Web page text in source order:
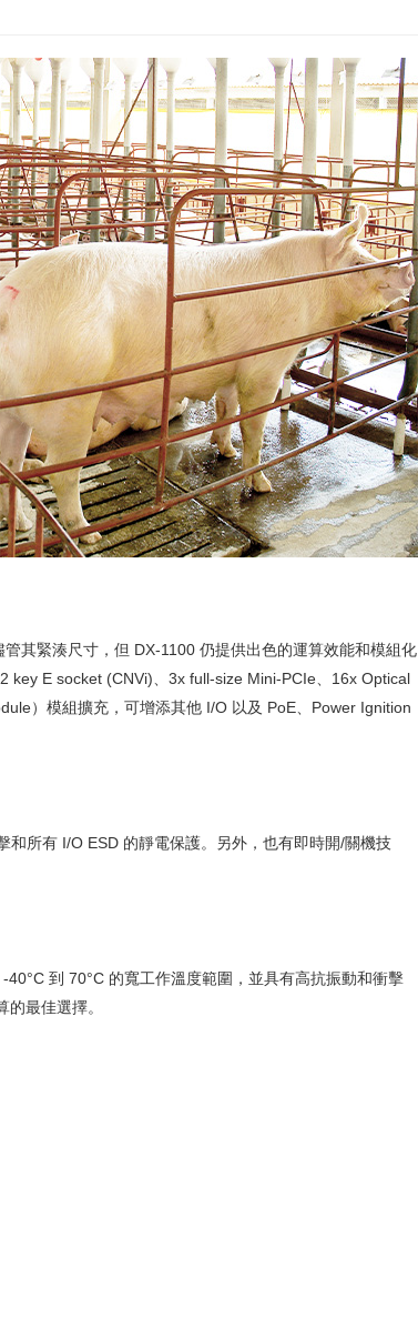
其緊湊尺寸，但 DX-1100 仍提供出色的運算效能和模組化
key E socket (CNVi)、3x full-size Mini-PCIe、16x Optical
）模組擴充，可增添其他 I/O 以及 PoE、Power Ignition
所有 I/O ESD 的靜電保護。另外，也有即時開/關機技
40°C 到 70°C 的寬工作溫度範圍，並具有高抗振動和衝擊
最佳選擇。